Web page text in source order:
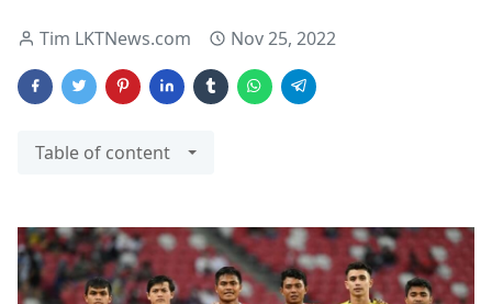
Tim LKTNews.com Nov 25, 2022
Table of content